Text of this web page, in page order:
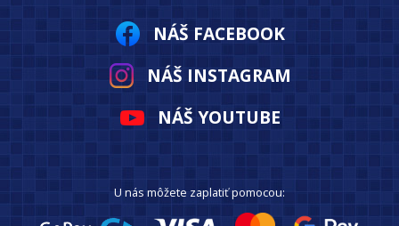
NÁŠ FACEBOOK
NÁŠ INSTAGRAM
NÁŠ YOUTUBE
U nás môžete zaplatiť pomocou: